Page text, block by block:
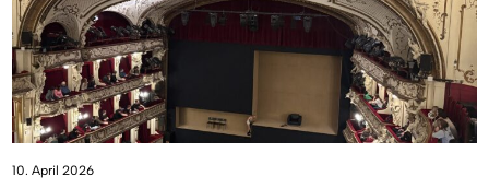
10. April 2026